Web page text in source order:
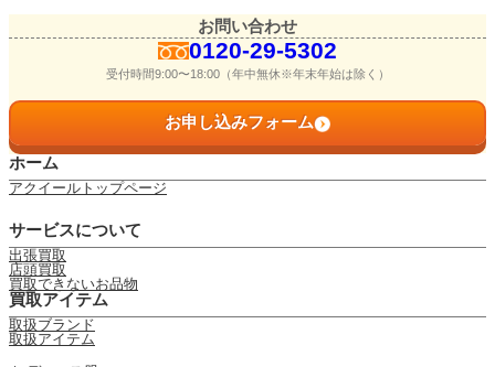
お問い合わせ
0120-29-5302
受付時間9:00〜18:00（年中無休※年末年始は除く）
お申し込みフォーム
ホーム
アクイールトップページ
サービスについて
出張買取
店頭買取
買取できないお品物
買取アイテム
取扱ブランド
取扱アイテム